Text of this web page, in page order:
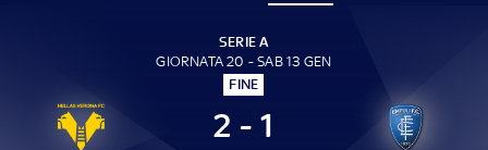
SERIE A
GIORNATA 20 - SAB 13 GEN
FINE
2 - 1